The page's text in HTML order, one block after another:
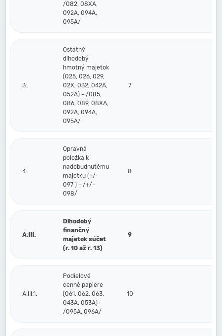
/082, 08XA,
092A, 094A,
095A/
3.
Ostatný
dlhodobý
hmotný majetok
(025, 026, 029,
02X, 032, 042A,
052A) - /085,
086, 089, 08XA,
092A, 094A,
095A/
7
4.
Opravná
položka k
nadobudnutému
majetku (+/-
097 ) - /+/-
098/
8
A.III.
Dlhodobý
finančný
majetok súčet
(r. 10 až r. 13)
9
A.III.1.
Podielové
cenné papiere
(061, 062, 063,
043A, 053A) -
/095A, 096A/
10